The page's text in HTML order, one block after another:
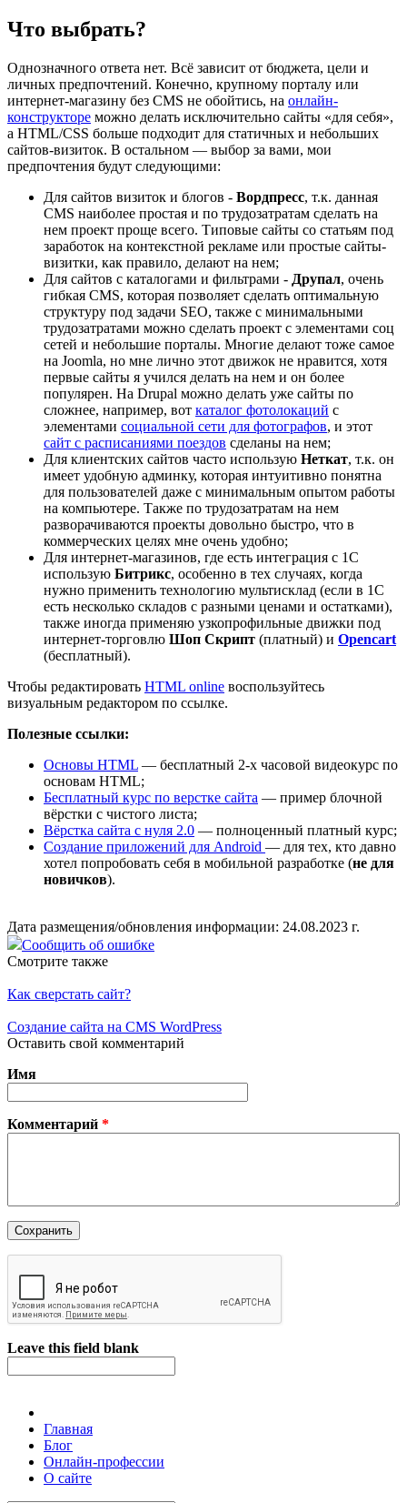
Что выбрать?
Однозначного ответа нет. Всё зависит от бюджета, цели и
личных предпочтений. Конечно, крупному порталу или
интернет-магазину без CMS не обойтись, на онлайн-
конструкторе можно делать исключительно сайты «для себя»,
а HTML/CSS больше подходит для статичных и небольших
сайтов-визиток. В остальном — выбор за вами, мои
предпочтения будут следующими:
Для сайтов визиток и блогов - Вордпресс, т.к. данная
CMS наиболее простая и по трудозатратам сделать на
нем проект проще всего. Типовые сайты со статьям под
заработок на контекстной рекламе или простые сайты-
визитки, как правило, делают на нем;
Для сайтов с каталогами и фильтрами - Друпал, очень
гибкая CMS, которая позволяет сделать оптимальную
структуру под задачи SEO, также с минимальными
трудозатратами можно сделать проект с элементами соц
сетей и небольшие порталы. Многие делают тоже самое
на Joomla, но мне лично этот движок не нравится, хотя
первые сайты я учился делать на нем и он более
популярен. На Drupal можно делать уже сайты по
сложнее, например, вот каталог фотолокаций с
элементами социальной сети для фотографов, и этот
сайт с расписаниями поездов сделаны на нем;
Для клиентских сайтов часто использую Неткат, т.к. он
имеет удобную админку, которая интуитивно понятна
для пользователей даже с минимальным опытом работы
на компьютере. Также по трудозатратам на нем
разворачиваются проекты довольно быстро, что в
коммерческих целях мне очень удобно;
Для интернет-магазинов, где есть интеграция с 1С
использую Битрикс, особенно в тех случаях, когда
нужно применить технологию мультисклад (если в 1С
есть несколько складов с разными ценами и остатками),
также иногда применяю узкопрофильные движки под
интернет-торговлю Шоп Скрипт (платный) и Opencart
(бесплатный).
Чтобы редактировать HTML online воспользуйтесь
визуальным редактором по ссылке.
Полезные ссылки:
Основы HTML — бесплатный 2-х часовой видеокурс по
основам HTML;
Бесплатный курс по верстке сайта — пример блочной
вёрстки с чистого листа;
Вёрстка сайта с нуля 2.0 — полноценный платный курс;
Создание приложений для Android — для тех, кто давно
хотел попробовать себя в мобильной разработке (не для
новичков).
Дата размещения/обновления информации: 24.08.2023 г.
Сообщить об ошибке
Смотрите также
Как сверстать сайт?
Создание сайта на CMS WordPress
Оставить свой комментарий
Имя
Комментарий *
Leave this field blank
Главная
Блог
Онлайн-профессии
О сайте